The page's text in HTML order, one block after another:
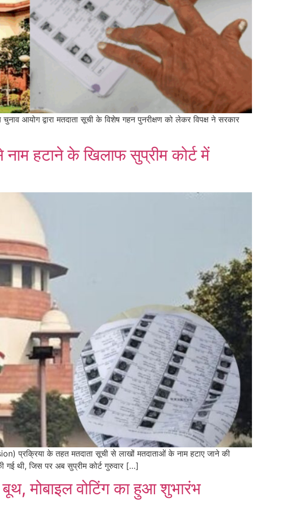
आयोग द्वारा मतदाता सूची के विशेष गहन पुनरीक्षण को लेकर विपक्ष ने सरकार
नाम हटाने के खिलाफ सुप्रीम कोर्ट में
के तहत मतदाता सूची से लाखों मतदाताओं के नाम हटाए जाने की
गई थी, जिस पर अब सुप्रीम कोर्ट गुरुवार […]
बूथ, मोबाइल वोटिंग का हुआ शुभारंभ